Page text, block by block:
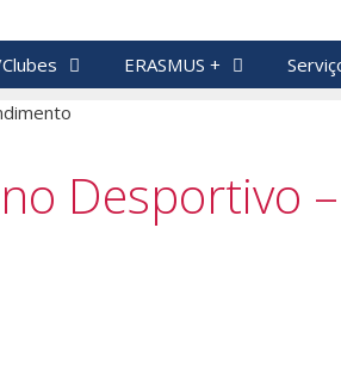
ERASMUS +
Desportivo